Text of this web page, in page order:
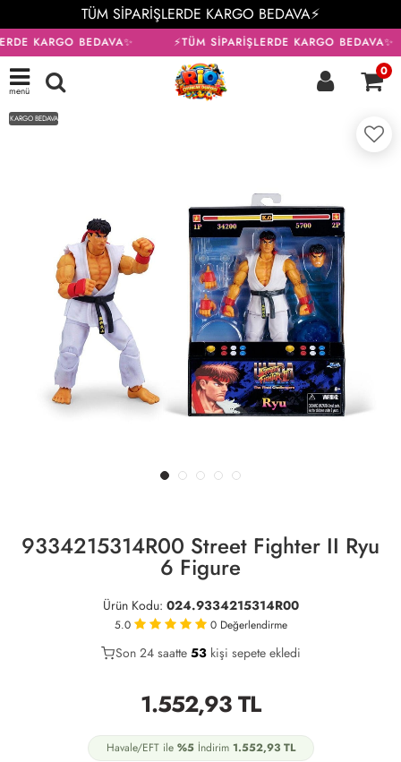
TÜM SİPARİŞLERDE KARGO BEDAVA⚡
KARGO BEDAVA✨ ⚡TÜM SİPARİŞLERDE KARGO BEDAVA✨
menü
0
KARGO BEDAVA
9334215314R00 Street Fighter II Ryu
6 Figure
Ürün Kodu: 024.9334215314R00
5.0 0 Değerlendirme
35
Son 24 saatte 53kişi sepete ekledi
11
1.552,93TL
Havale/EFT ile %5İndirim 1.552,93TL